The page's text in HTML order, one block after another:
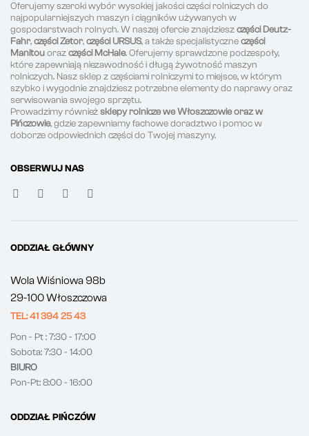
Oferujemy szeroki wybór wysokiej jakości części rolniczych do
najpopularniejszych maszyn i ciągników używanych w
gospodarstwach rolnych. W naszej ofercie znajdzieszczęści Deutz-
Fahr,części Zetor,części URSUS, a także specjalistyczneczęści
Manitouorazczęści McHale. Oferujemy sprawdzone podzespoły,
które zapewniają niezawodność i długą żywotność maszyn
rolniczych. Nasz sklep z częściami rolniczymi to miejsce, w którym
szybko i wygodnie znajdziesz potrzebne elementy do naprawy oraz
serwisowania swojego sprzętu.
Prowadzimy równieżsklepy rolnicze we Włoszczowie oraz w
Pińczowie, gdzie zapewniamy fachowe doradztwo i pomoc w
doborze odpowiednich części do Twojej maszyny.
OBSERWUJ NAS
ODDZIAŁ GŁÓWNY
Wola Wiśniowa 98b
29-100 Włoszczowa
TEL: 41 394 25 43
Pon - Pt : 7:30 - 17:00
Sobota: 7:30 - 14:00
BIURO
Pon-Pt: 8:00 - 16:00
ODDZIAŁ PIŃCZÓW